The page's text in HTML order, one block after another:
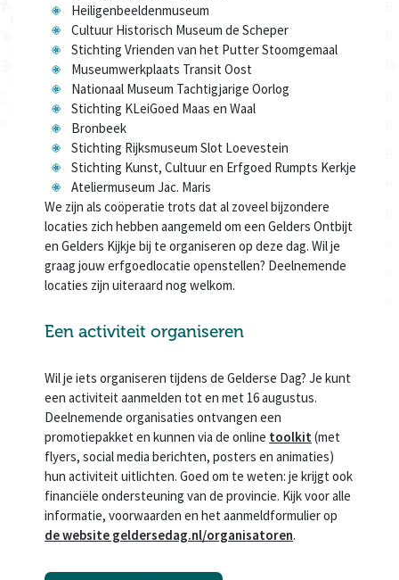
Heiligenbeeldenmuseum
Cultuur Historisch Museum de Scheper
Stichting Vrienden van het Putter Stoomgemaal
Museumwerkplaats Transit Oost
Nationaal Museum Tachtigjarige Oorlog
Stichting KLeiGoed Maas en Waal
Bronbeek
Stichting Rijksmuseum Slot Loevestein
Stichting Kunst, Cultuur en Erfgoed Rumpts Kerkje
Ateliermuseum Jac. Maris
We zijn als coöperatie trots dat al zoveel bijzondere
locaties zich hebben aangemeld om een Gelders Ontbijt
en Gelders Kijkje bij te organiseren op deze dag. Wil je
graag jouw erfgoedlocatie openstellen? Deelnemende
locaties zijn uiteraard nog welkom.
Een activiteit organiseren
Wil je iets organiseren tijdens de Gelderse Dag? Je kunt
een activiteit aanmelden tot en met 16 augustus.
Deelnemende organisaties ontvangen een
promotiepakket en kunnen via de online toolkit (met
flyers, social media berichten, posters en animaties)
hun activiteit uitlichten. Goed om te weten: je krijgt ook
financiële ondersteuning van de provincie. Kijk voor alle
informatie, voorwaarden en het aanmeldformulier op
de website geldersedag.nl/organisatoren.